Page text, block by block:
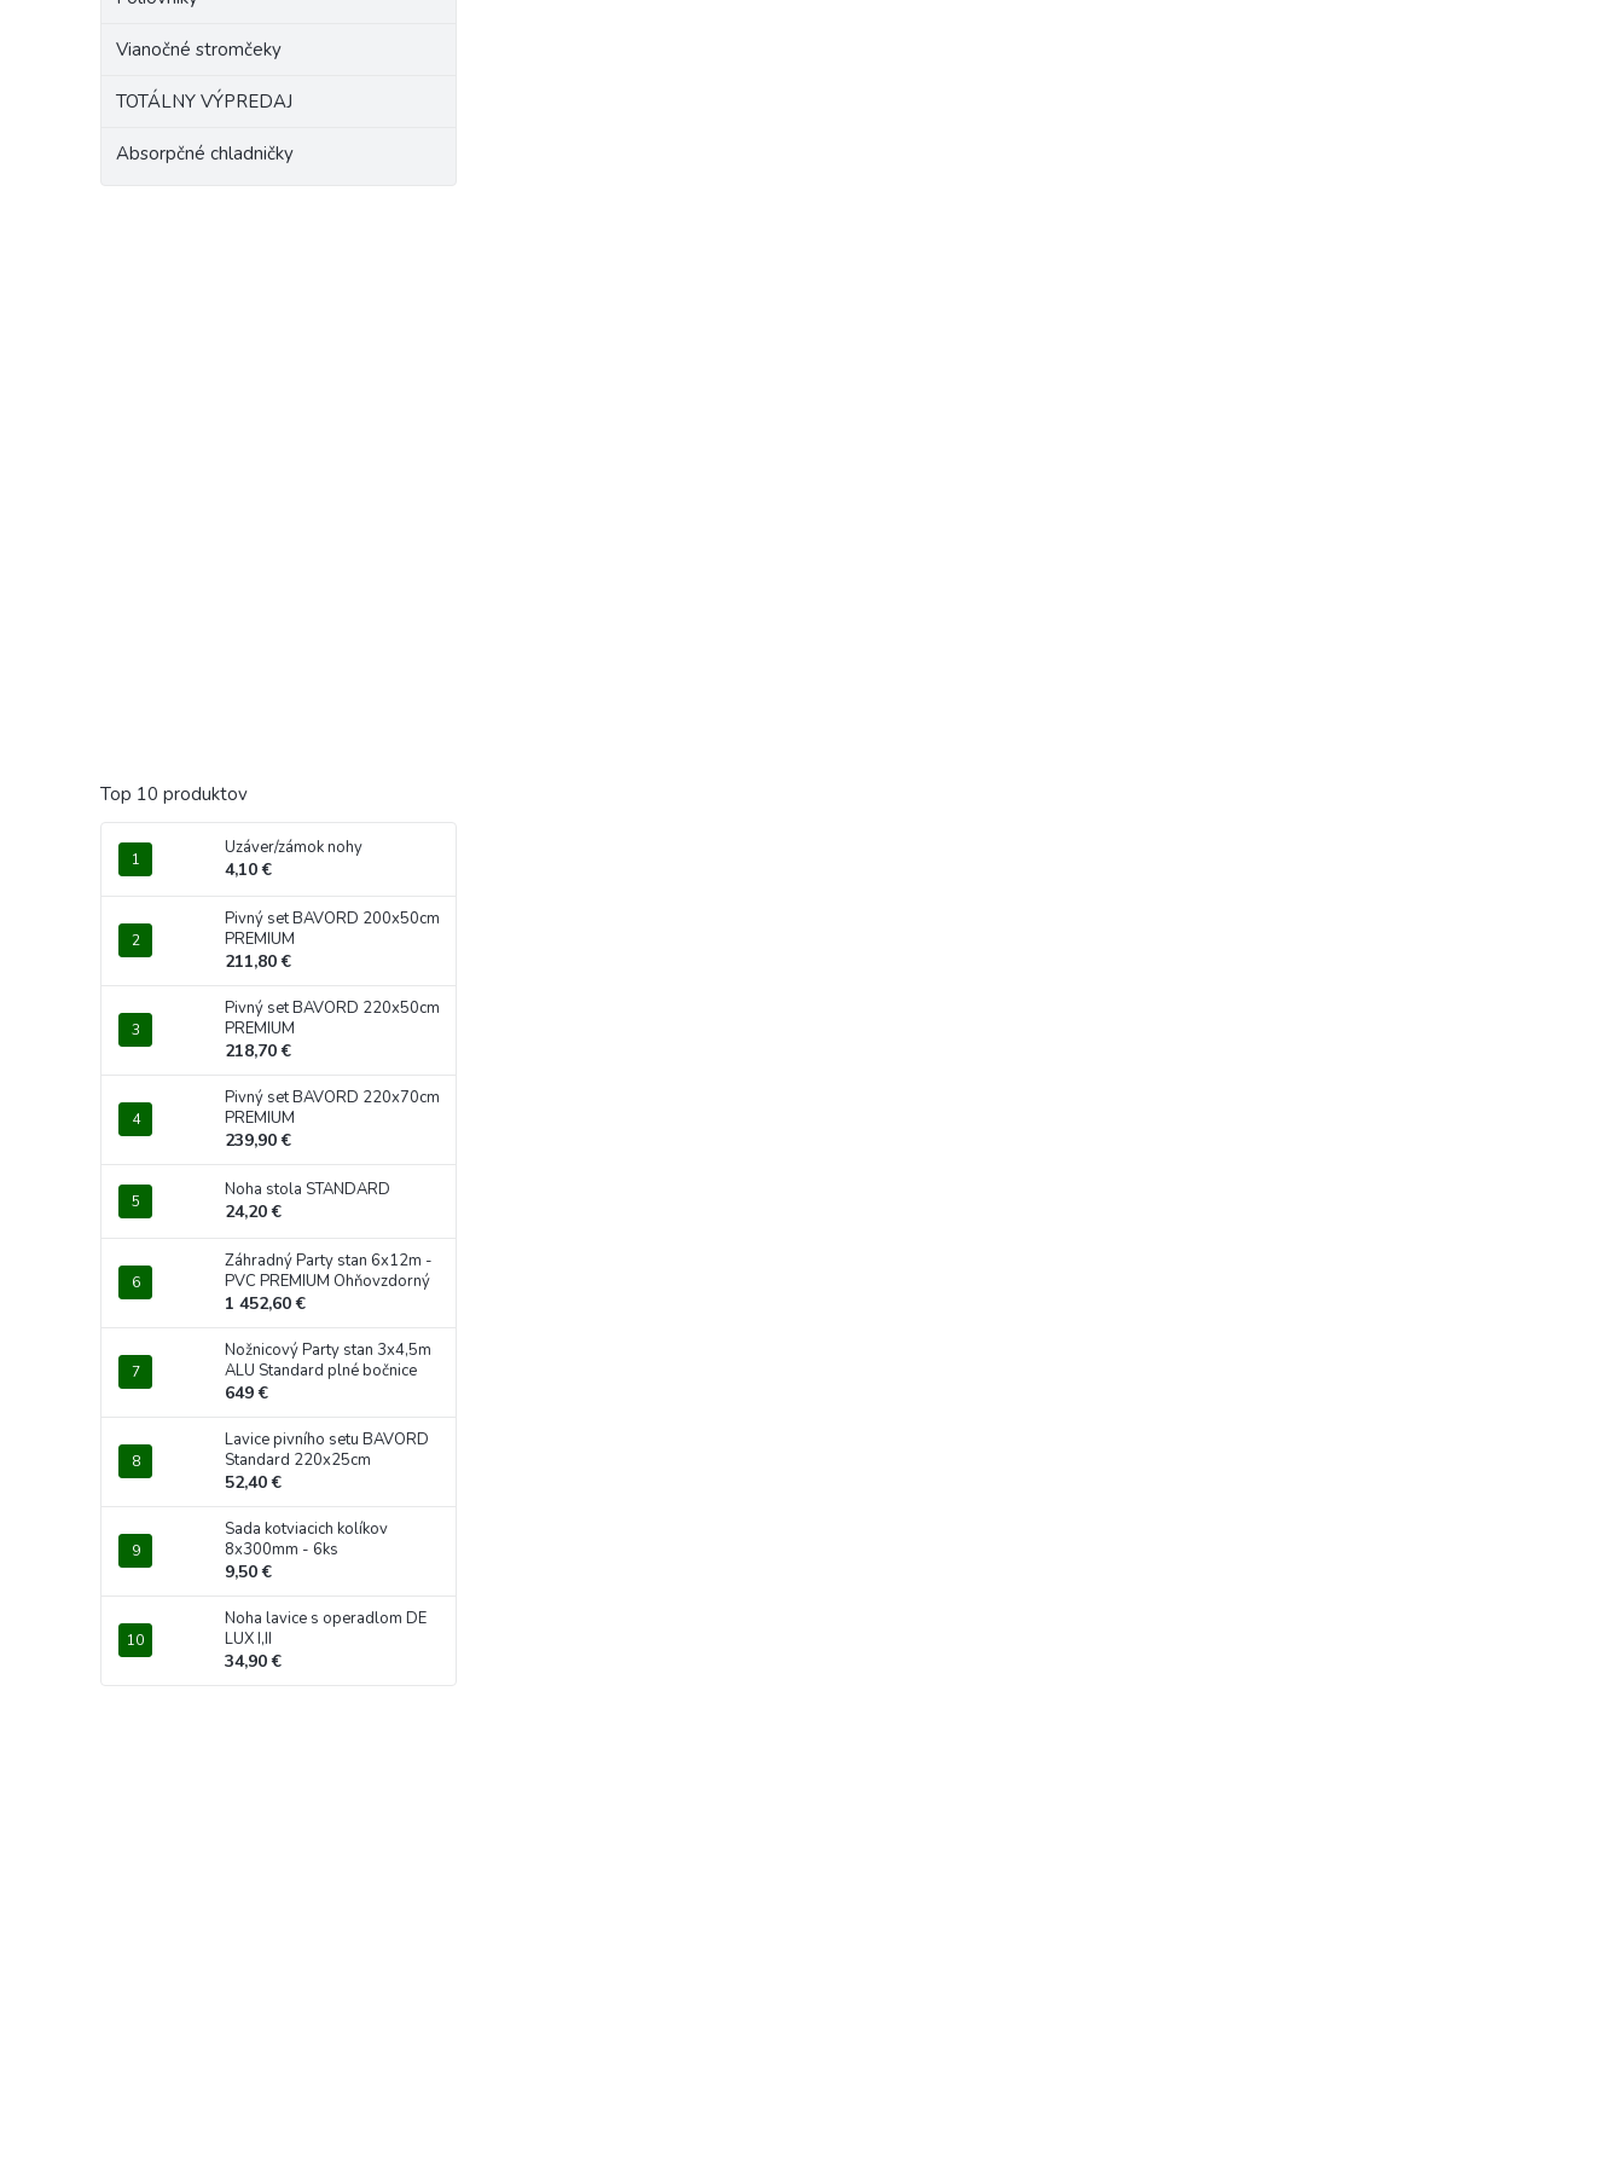
Vianočné stromčeky
TOTÁLNY VÝPREDAJ
Absorpčné chladničky
Top 10 produktov
Uzáver/zámok nohy
4,10 €
Pivný set BAVORD 200x50cm
PREMIUM
211,80 €
Pivný set BAVORD 220x50cm
PREMIUM
218,70 €
Pivný set BAVORD 220x70cm
PREMIUM
239,90 €
Noha stola STANDARD
24,20 €
Záhradný Party stan 6x12m -
PVC PREMIUM Ohňovzdorný
1 452,60 €
Nožnicový Party stan 3x4,5m
ALU Standard plné bočnice
649 €
Lavice pivního setu BAVORD
Standard 220x25cm
52,40 €
Sada kotviacich kolíkov
8x300mm - 6ks
9,50 €
Noha lavice s operadlom DE
LUX I,II
34,90 €